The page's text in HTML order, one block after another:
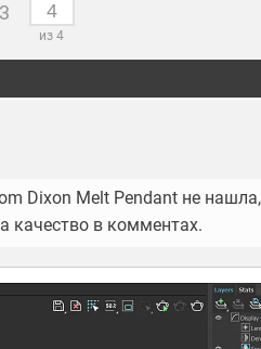
3
из 4
Dixon Melt Pendant не нашла,
качество в комментах.